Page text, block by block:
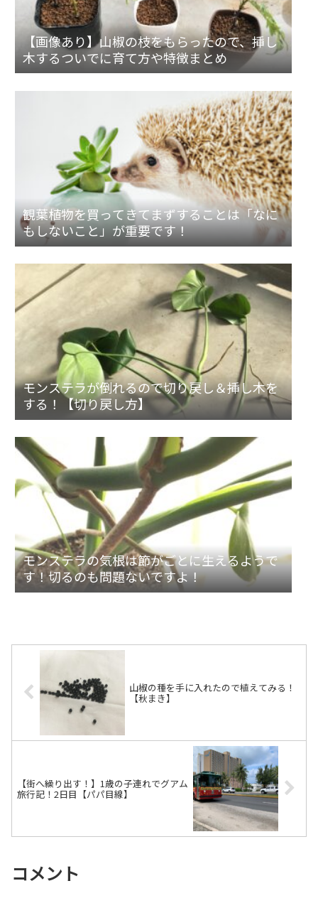
【画像あり】山椒の枝をもらったので、挿し
木するついでに育て方や特徴まとめ
観葉植物を買ってきてまずすることは「なに
もしないこと」が重要です！
モンステラが倒れるので切り戻し＆挿し木を
する！【切り戻し方】
モンステラの気根は節がごとに生えるようで
す！切るのも問題ないですよ！
山椒の種を手に入れたので植えてみる！
【秋まき】
【街へ繰り出す！】1歳の子連れでグアム
旅行記！2日目【パパ目線】
コメント